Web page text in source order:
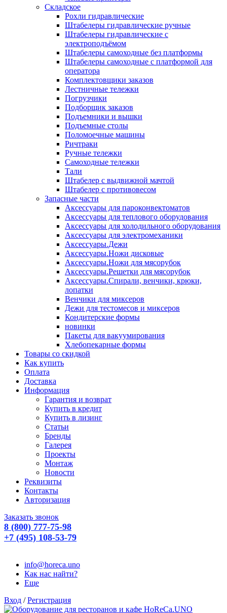
Складское
Рохли гидравлические
Штабелеры гидравлические ручные
Штабелеры гидравлические с
электроподъёмом
Штабелеры самоходные без платформы
Штабелеры самоходные с платформой для
оператора
Комплектовщики заказов
Лестничные тележки
Погрузчики
Подборщик заказов
Подъемники и вышки
Подъемные столы
Поломоечные машины
Ричтраки
Ручные тележки
Самоходные тележки
Тали
Штабелер с выдвижной мачтой
Штабелер с противовесом
Запасные части
Аксессуары для пароконвектоматов
Аксессуары для теплового оборудования
Аксессуары для холодильного оборудования
Аксессуары для электромеханики
Аксессуары.Дежи
Аксессуары.Ножи дисковые
Аксессуары.Ножи для мясорубок
Аксессуары.Решетки для мясорубок
Аксессуары.Спирали, венчики, крюки,
лопатки
Венчики для миксеров
Дежи для тестомесов и миксеров
Кондитерские формы
новинки
Пакеты для вакуумирования
Хлебопекарные формы
Товары со скидкой
Как купить
Оплата
Доставка
Информация
Гарантия и возврат
Купить в кредит
Купить в лизинг
Статьи
Бренды
Галерея
Проекты
Монтаж
Новости
Реквизиты
Контакты
Авторизация
Заказать звонок
8 (800) 777-75-98
+7 (495) 108-53-79
info@horeca.uno
Как нас найти?
Еще
Вход / Регистрация